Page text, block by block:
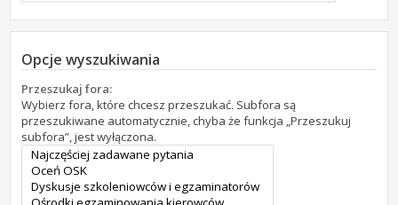
Opcje wyszukiwania
Przeszukaj fora:
Wybierz fora, które chcesz przeszukać. Subfora są
przeszukiwane automatycznie, chyba że funkcja „Przeszukuj
subfora”, jest wyłączona.